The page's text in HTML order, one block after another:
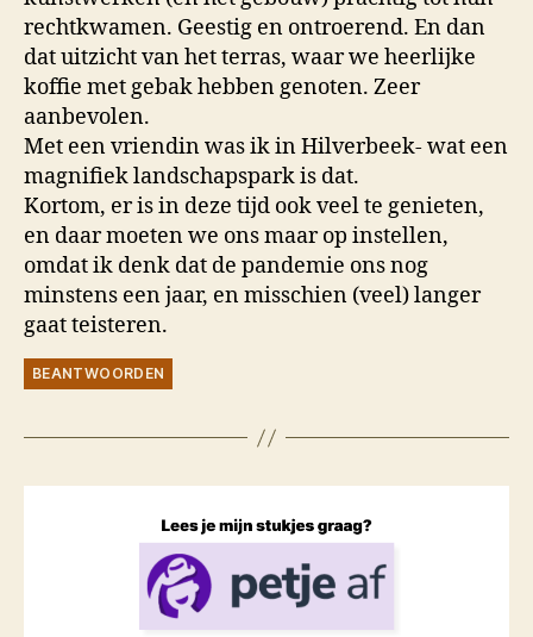
rechtkwamen. Geestig en ontroerend. En dan
dat uitzicht van het terras, waar we heerlijke
koffie met gebak hebben genoten. Zeer
aanbevolen.
Met een vriendin was ik in Hilverbeek- wat een
magnifiek landschapspark is dat.
Kortom, er is in deze tijd ook veel te genieten,
en daar moeten we ons maar op instellen,
omdat ik denk dat de pandemie ons nog
minstens een jaar, en misschien (veel) langer
gaat teisteren.
BEANTWOORDEN